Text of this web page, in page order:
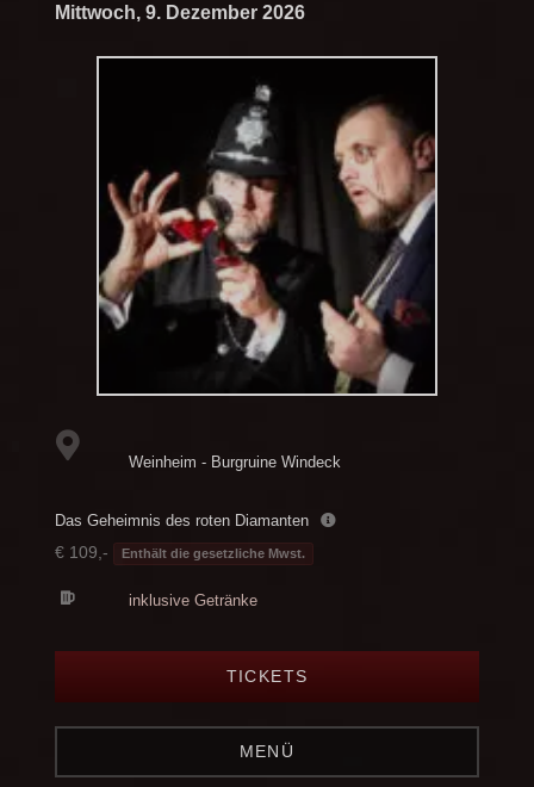
Mittwoch, 9. Dezember 2026
Weinheim - Burgruine Windeck
Das Geheimnis des roten Diamanten
€ 109,- Enthält die gesetzliche Mwst.
inklusive Getränke
TICKETS
MENÜ